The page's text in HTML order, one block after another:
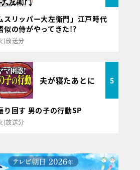
スリッパー大左衛門」江戸時代
似の侍がやってきた!?
)放送分
夫が寝たあとに 5
り回す 男の子の行動SP
)放送分